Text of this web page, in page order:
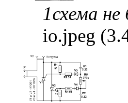
1схема не
iо.jpeg